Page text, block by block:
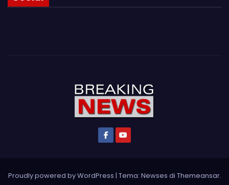
Proudly powered by WordPress | Tema: Newses di Themeansar.